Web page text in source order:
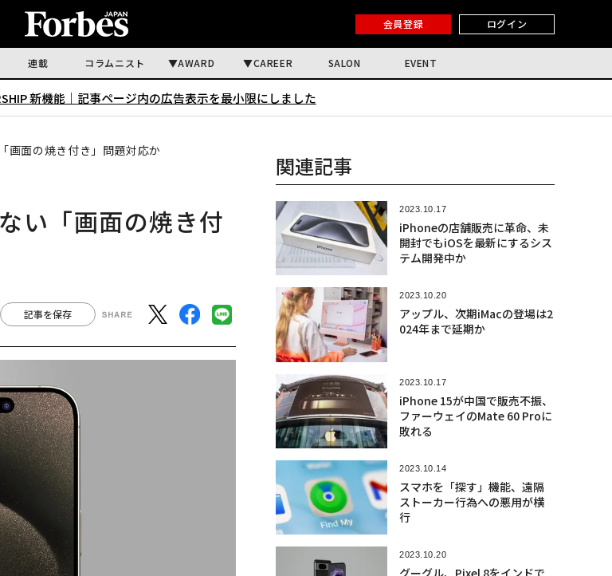
会員登録 ログイン
連載 コラムニスト AWARD CAREER SALON EVENT
新機能｜ 記事ページ内の広告表示を最小限にしました
画面の焼き付き」問題対応か
い「画面の焼き付
記事を保存
関連記事
2023.10.17
iPhoneの店舗販売に革命、未
開封でもiOSを最新にするシス
テム開発中か
2023.10.20
アップル、次期iMacの登場は2
024年まで延期か
2023.10.17
iPhone 15が中国で販売不振、
ファーウェイのMate 60 Proに
敗れる
2023.10.14
スマホを「探す」機能、遠隔
ストーカー行為への悪用が横
行
2023.10.20